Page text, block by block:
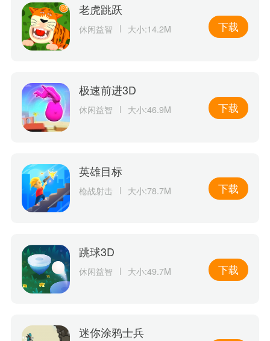
老虎跳跃
休闲益智 大小:14.2M 下载
极速前进3D
休闲益智 大小:46.9M 下载
英雄目标
枪战射击 大小:78.7M 下载
跳球3D
休闲益智 大小:49.7M 下载
迷你涂鸦士兵